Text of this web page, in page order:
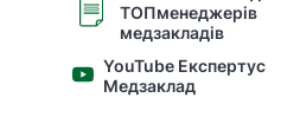
ТОПменеджерів
медзакладів
YouTube Експертус
Медзаклад